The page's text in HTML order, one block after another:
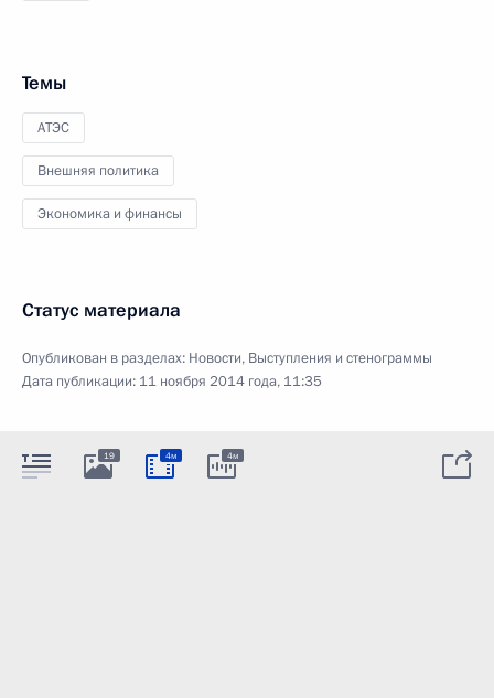
Темы
АТЭС
Внешняя политика
Экономика и финансы
Статус материала
Опубликован в разделах: Новости, Выступления и стенограммы
Дата публикации: 11 ноября 2014 года, 11:35
19 4м 4м